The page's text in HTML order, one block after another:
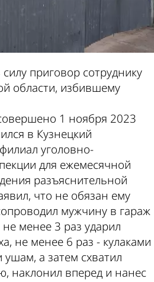
приговор сотруднику
области, избившему
1 ноября 2023
в Кузнецкий
уголовно-
для ежемесячной
разъяснительной
что не обязан ему
мужчину в гараж
менее 3 раз ударил
не менее 6 раз - кулаками
а затем схватил
наклонил вперед и нанес